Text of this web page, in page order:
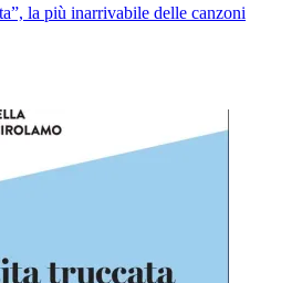
la più inarrivabile delle canzoni